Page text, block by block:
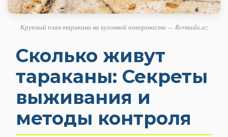
Крупный план таракана на кухонной поверхности — Bermuda.uz
Сколько живут
тараканы: Секреты
выживания и
методы контроля